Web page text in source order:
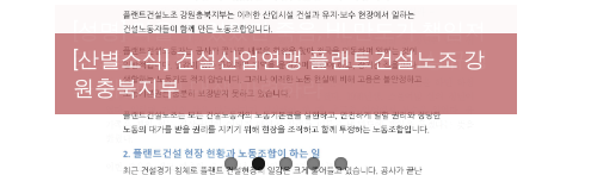
[성명] 막을 수 있었던 죽음, HL만도가 책임져
라 : 청년노동자 사망사고의 철저한 진상규명
과 재발방지 대책 마련하라
[산별소식] 건설산업연맹 플랜트건설노조 강
원충북지부
[강릉,속초,원주,춘천] 폭염감시단 사업 이모저
모
[조합원☆인터뷰] 서비스연맹 전국학교비정
규직노동조합 강원지부 김유미 춘천지회장
[본부소식] 강원지역 노동자 합창단 모임